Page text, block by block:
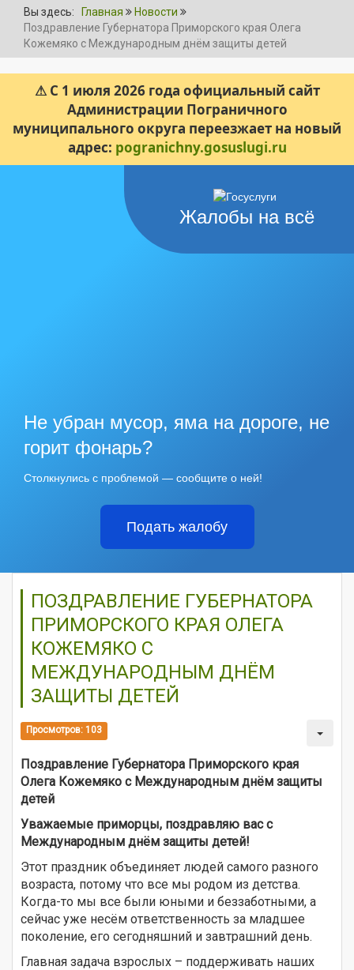
Вы здесь: Главная
Новости
Поздравление Губернатора Приморского края Олега
Кожемяко с Международным днём защиты детей
⚠ С 1 июля 2026 года официальный сайт
Администрации Пограничного
муниципального округа переезжает на новый
адрес: pogranichny.gosuslugi.ru
Жалобы на всё
Не убран мусор, яма на дороге, не
горит фонарь?
Столкнулись с проблемой — сообщите о ней!
Подать жалобу
ПОЗДРАВЛЕНИЕ ГУБЕРНАТОРА
ПРИМОРСКОГО КРАЯ ОЛЕГА
КОЖЕМЯКО С
МЕЖДУНАРОДНЫМ ДНЁМ
ЗАЩИТЫ ДЕТЕЙ
Просмотров: 103
Поздравление Губернатора Приморского края
Олега Кожемяко с Международным днём защиты
детей
Уважаемые приморцы, поздравляю вас с
Международным днём защиты детей!
Этот праздник объединяет людей самого разного
возраста, потому что все мы родом из детства.
Когда-то мы все были юными и беззаботными, а
сейчас уже несём ответственность за младшее
поколение, его сегодняшний и завтрашний день.
Главная задача взрослых – поддерживать наших